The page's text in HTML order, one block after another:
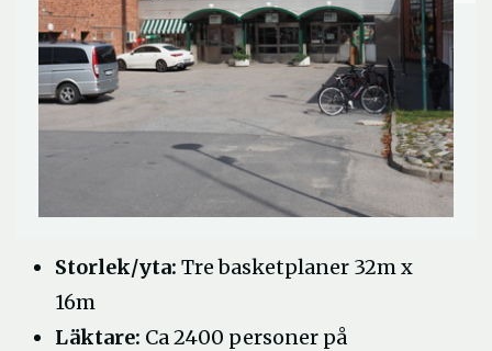
Storlek/yta: Tre basketplaner 32m x
16m
Läktare: Ca 2400 personer på